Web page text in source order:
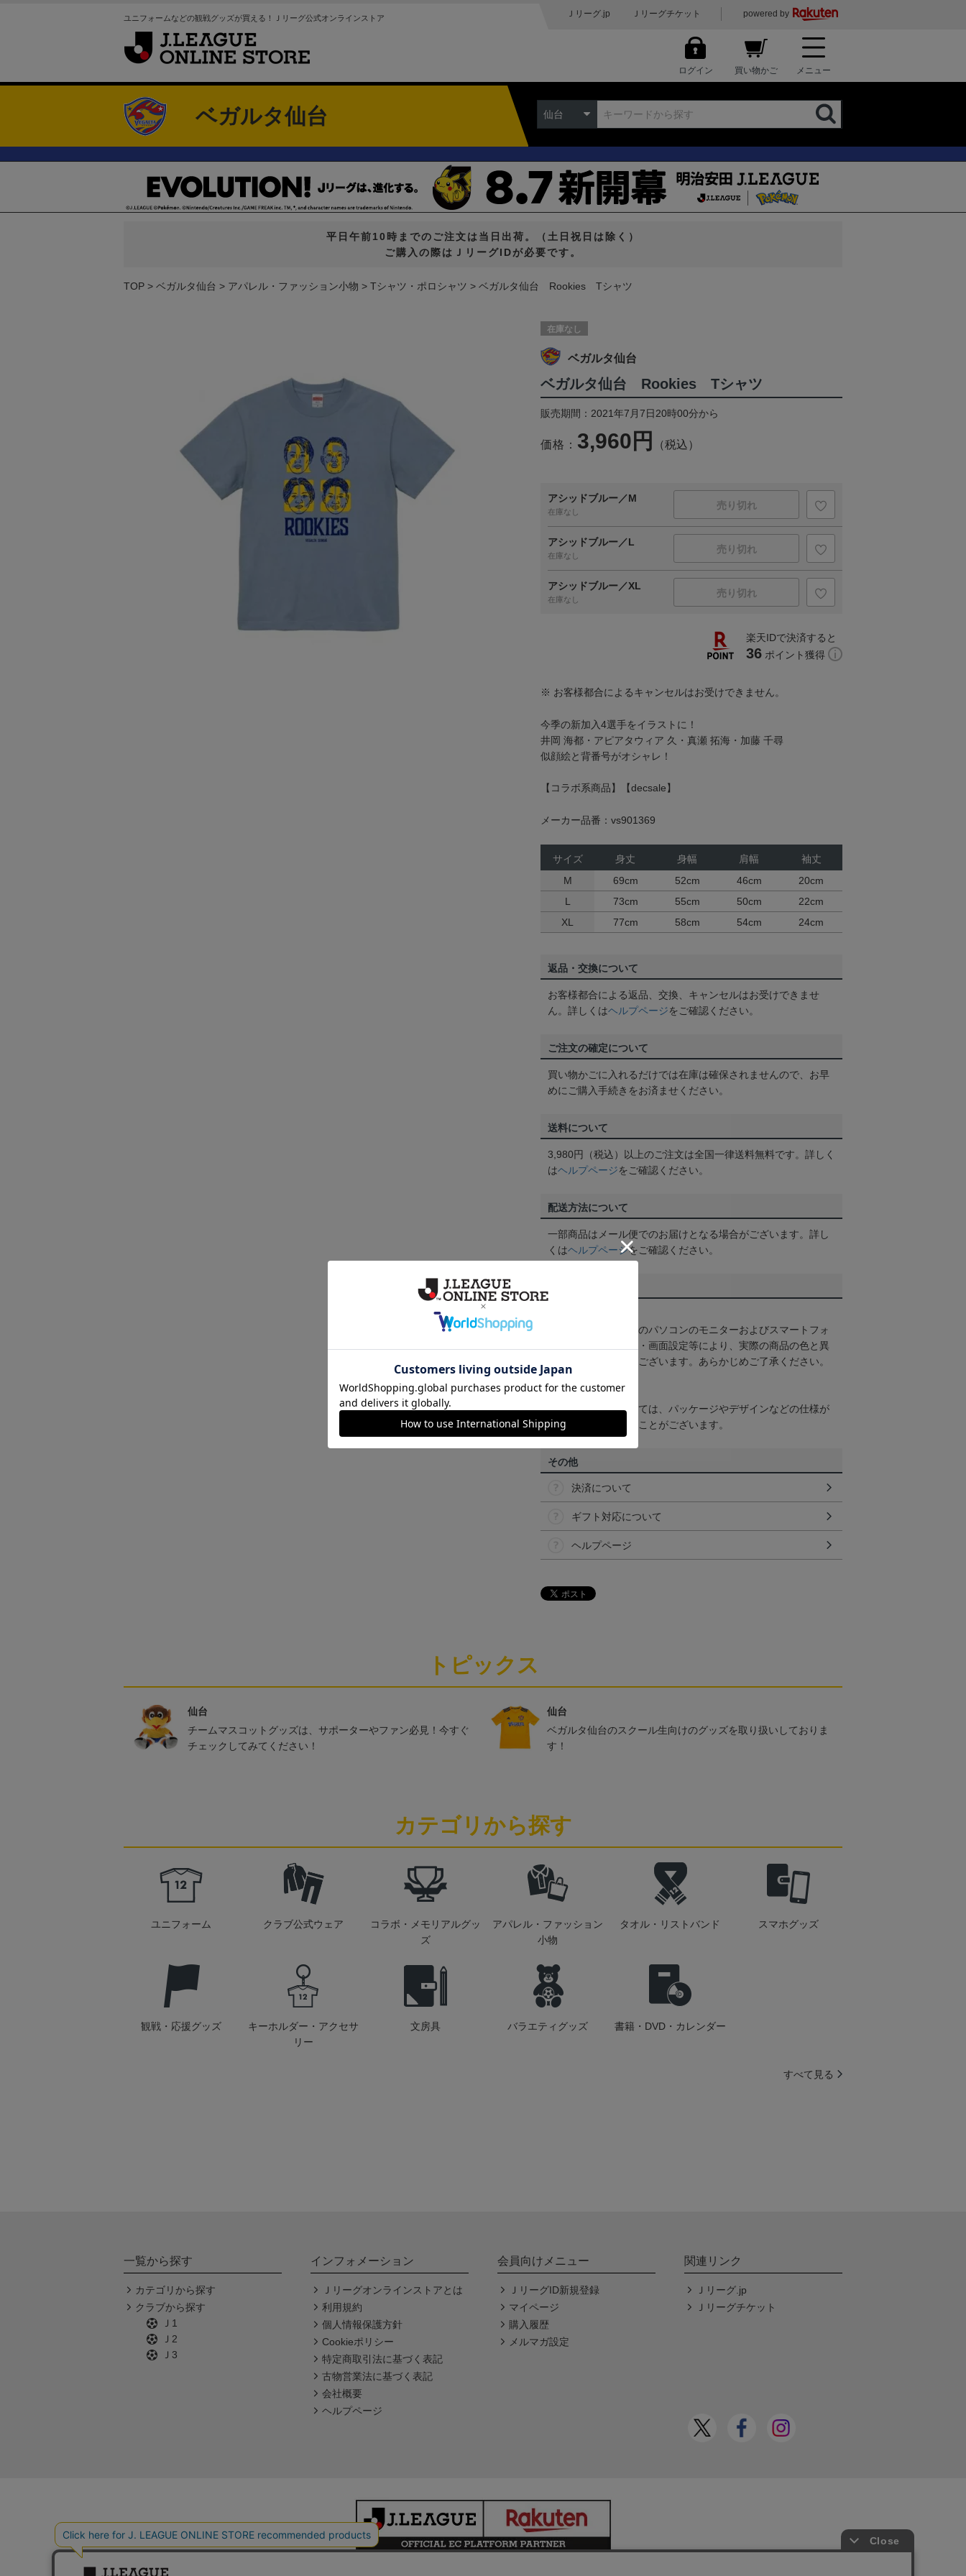
ユニフォームなどの観戦グッズが買える！Ｊリーグ公式オンラインストア Ｊリーグ.jp Ｊリーグチケット powered by
ログイン 買い物かご メニュー
ベガルタ仙台 仙台
平日午前10時までのご注文は当日出荷。（土日祝日は除く）
ご購入の際はＪリーグIDが必要です。
TOP ベガルタ仙台 アパレル・ファッション小物 Tシャツ・ポロシャツ ベガルタ仙台 Rookies Tシャツ
在庫なし
ベガルタ仙台
ベガルタ仙台 Rookies Tシャツ
販売期間：2021年7月7日20時00分から
価格： 3,960円 （税込）
アシッドブルー／M
在庫なし
売り切れ
アシッドブルー／L
在庫なし
売り切れ
アシッドブルー／XL
在庫なし
売り切れ
楽天IDで決済すると
36 ポイント獲得
※ お客様都合によるキャンセルはお受けできません。
今季の新加入4選手をイラストに！
井岡 海都・アピアタウィア 久・真瀬 拓海・加藤 千尋
似顔絵と背番号がオシャレ！
【コラボ系商品】【decsale】
メーカー品番：vs901369
サイズ 身丈 身幅 肩幅
袖丈
M
69cm 52cm 46cm
20cm
L
73cm 55cm 50cm
22cm
XL
77cm 58cm 54cm 24cm
返品・交換について
お客様都合による返品、交換、キャンセルはお受けできませ
ん。詳しくはヘルプページをご確認ください。
ご注文の確定について
買い物かごに入れるだけでは在庫は確保されませんので、お早
めにご購入手続きをお済ませください。
送料について
3,980円（税込）以上のご注文は全国一律送料無料です。詳しく
はヘルプページをご確認ください。
配送方法について
一部商品はメール便でのお届けとなる場合がございます。詳し
くはヘルプページをご確認ください。
商品画像は、お使いのパソコンのモニターおよびスマートフォ
ンのメーカー・機種・画面設定等により、実際の商品の色と異
なって見える場合がございます。あらかじめご了承ください。
【仕様について】
取り扱い商品によっては、パッケージやデザインなどの仕様が
予告なく変更になることがございます。
その他
決済について
ギフト対応について
ヘルプページ
トピックス
仙台
チームマスコットグッズは、サポーターやファン必見！今すぐ
チェックしてみてください！
仙台
ベガルタ仙台のスクール生向けのグッズを取り扱いしておりま
す！
カテゴリから探す
ユニフォーム クラブ公式ウェア
コラボ・メモリアルグッ
ズ
アパレル・ファッション
小物
タオル・リストバンド スマホグッズ
観戦・応援グッズ
キーホルダー・アクセサ
リー
文房具 バラエティグッズ 書籍・DVD・カレンダー
すべて見る
一覧から探す
カテゴリから探す
クラブから探す
Ｊ1
Ｊ2
Ｊ3
インフォメーション
Ｊリーグオンラインストアとは
利用規約
個人情報保護方針
Cookieポリシー
特定商取引法に基づく表記
古物営業法に基づく表記
会社概要
ヘルプページ
会員向けメニュー
ＪリーグID新規登録
マイページ
購入履歴
メルマガ設定
関連リンク
Ｊリーグ.jp
Ｊリーグチケット